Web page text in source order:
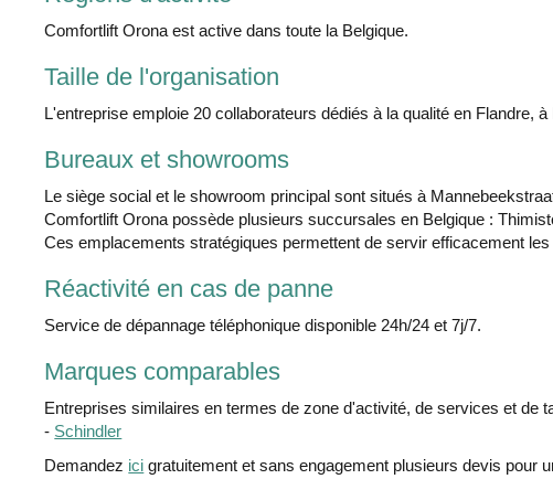
Comfortlift Orona est active dans toute la Belgique.
Taille de l'organisation
L'entreprise emploie 20 collaborateurs dédiés à la qualité en Flandre,
Bureaux et showrooms
Le siège social et le showroom principal sont situés à
Comfortlift Orona possède plusieurs succursales en Belgique :
Ces emplacements stratégiques permettent de servir efficacement
Réactivité en cas de panne
Service de dépannage téléphonique disponible 24h/24 et 7j/7.
Marques comparables
Entreprises similaires en termes de zone d'activité, de services et de
- Schindler
Demandez ici gratuitement et sans engagement plusieurs devis pour